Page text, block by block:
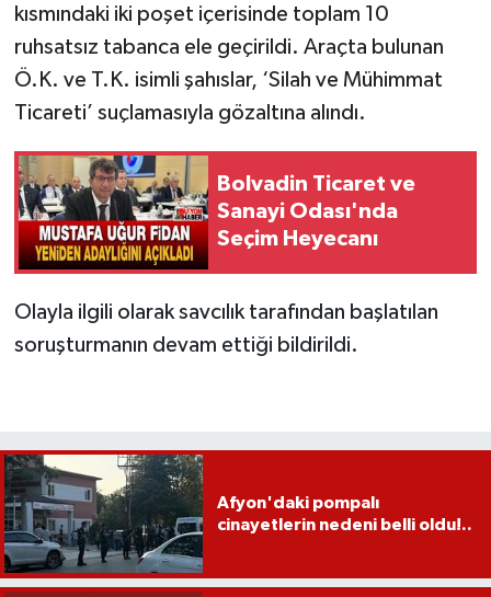
kısmındaki iki poşet içerisinde toplam 10
ruhsatsız tabanca ele geçirildi. Araçta bulunan
Ö.K. ve T.K. isimli şahıslar, ‘Silah ve Mühimmat
Ticareti’ suçlamasıyla gözaltına alındı.
Bolvadin Ticaret ve
Sanayi Odası'nda
Seçim Heyecanı
Olayla ilgili olarak savcılık tarafından başlatılan
soruşturmanın devam ettiği bildirildi.
Afyon'daki pompalı
cinayetlerin nedeni belli oldu!..